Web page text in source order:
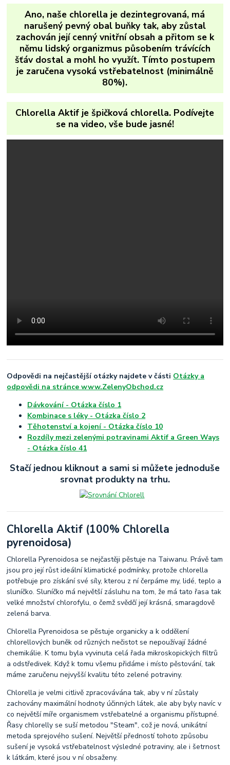
Ano, naše chlorella je dezintegrovaná, má
narušený pevný obal buňky tak, aby zůstal
zachován její cenný vnitřní obsah a přitom se k
němu lidský organizmus působením trávících
šťáv dostal a mohl ho využít. Tímto postupem
je zaručena vysoká vstřebatelnost (minimálně
80%).
Chlorella Aktif je špičková chlorella. Podívejte
se na video, vše bude jasné!
Odpovědi na nejčastější otázky najdete v části Otázky a
odpovědi na stránce www.ZelenyObchod.cz
Dávkování - Otázka číslo 1
Kombinace s léky - Otázka číslo 2
Těhotenství a kojení - Otázka číslo 10
Rozdíly mezi zelenými potravinami Aktif a Green Ways
- Otázka číslo 41
Stačí jednou kliknout a sami si můžete jednoduše
srovnat produkty na trhu.
Chlorella Aktif (100% Chlorella
pyrenoidosa)
Chlorella Pyrenoidosa se nejčastěji pěstuje na Taiwanu. Právě tam
jsou pro její růst ideální klimatické podmínky, protože chlorella
potřebuje pro získání své síly, kterou z ní čerpáme my, lidé, teplo a
sluníčko. Sluníčko má největší zásluhu na tom, že má tato řasa tak
velké množství chlorofylu, o čemž svědčí její krásná, smaragdově
zelená barva.
Chlorella Pyrenoidosa se pěstuje organicky a k oddělení
chlorellových buněk od různých nečistot se nepoužívají žádné
chemikálie. K tomu byla vyvinuta celá řada mikroskopických filtrů
a odstředivek. Když k tomu všemu přidáme i místo pěstování, tak
máme zaručenu nejvyšší kvalitu této zelené potraviny.
Chlorella je velmi citlivě zpracovávána tak, aby v ní zůstaly
zachovány maximální hodnoty účinných látek, ale aby byly navíc v
co největší míře organismem vstřebatelné a organismu přístupné.
Řasy chlorelly se suší metodou "Steam", což je nová, unikátní
metoda sprejového sušení. Největší předností tohoto způsobu
sušení je vysoká vstřebatelnost výsledné potraviny, ale i šetrnost
k látkám, které jsou v ní obsaženy.